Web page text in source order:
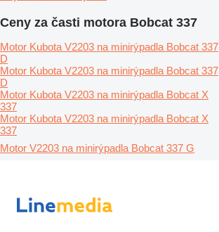
Ceny za časti motora Bobcat 337
Motor Kubota V2203 na minirýpadla Bobcat 337
D
Motor Kubota V2203 na minirýpadla Bobcat 337
D
Motor Kubota V2203 na minirýpadla Bobcat X
337
Motor Kubota V2203 na minirýpadla Bobcat X
337
Motor V2203 na minirýpadla Bobcat 337 G